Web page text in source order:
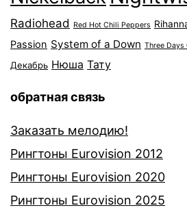
Radiohead Red Hot Chili Peppers
Passion System of a Down Three Days
Декабрь Нюша Тату
обратная связь
Заказать мелодию!
Рингтоны Eurovision 2012
Рингтоны Eurovision 2020
Рингтоны Eurovision 2025